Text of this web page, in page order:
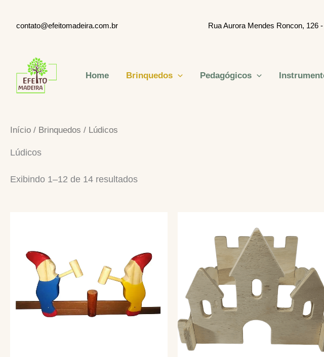
contato@efeitomadeira.com.br Rua Aurora Mendes Roncon, 126
Home Brinquedos Pedagógicos
Início / Brinquedos / Lúdicos
Lúdicos
Exibindo 1–12 de 14 resultados